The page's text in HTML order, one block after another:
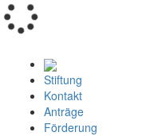
Stiftung
Kontakt
Anträge
Förderung